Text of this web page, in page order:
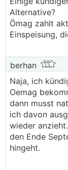
Alternative?
Ömag zahlt
Einspeisung,
berhan
Naja, ich
Oemag
dann musst
ich davon
wieder
den Ende
hingeht.